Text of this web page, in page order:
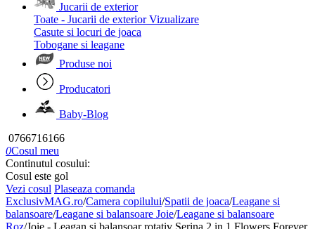
Jucarii de exterior
Toate - Jucarii de exterior Vizualizare
Casute si locuri de joaca
Tobogane si leagane
Produse noi
Producatori
Baby-Blog
0766716166
0Cosul meu
Continutul cosului:
Cosul este gol
Vezi cosul Plaseaza comanda
ExclusivMAG.ro/Camera copilului/Spatii de joaca/Leagane si
balansoare/Leagane si balansoare Joie/Leagane si balansoare
Roz/Joie - Leagan si balansoar rotativ Serina 2 in 1 Flowers Forever